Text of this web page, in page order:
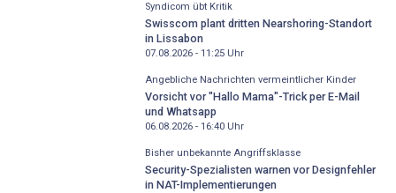
Syndicom übt Kritik
Swisscom plant dritten Nearshoring-Standort
in Lissabon
07.08.2026 - 11:25Uhr
Angebliche Nachrichten vermeintlicher Kinder
Vorsicht vor "Hallo Mama"-Trick per E-Mail
und Whatsapp
06.08.2026 - 16:40Uhr
Bisher unbekannte Angriffsklasse
Security-Spezialisten warnen vor Designfehler
in NAT-Implementierungen